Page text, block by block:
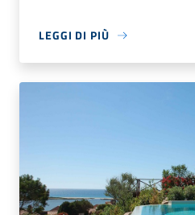
LEGGI DI PIÙ